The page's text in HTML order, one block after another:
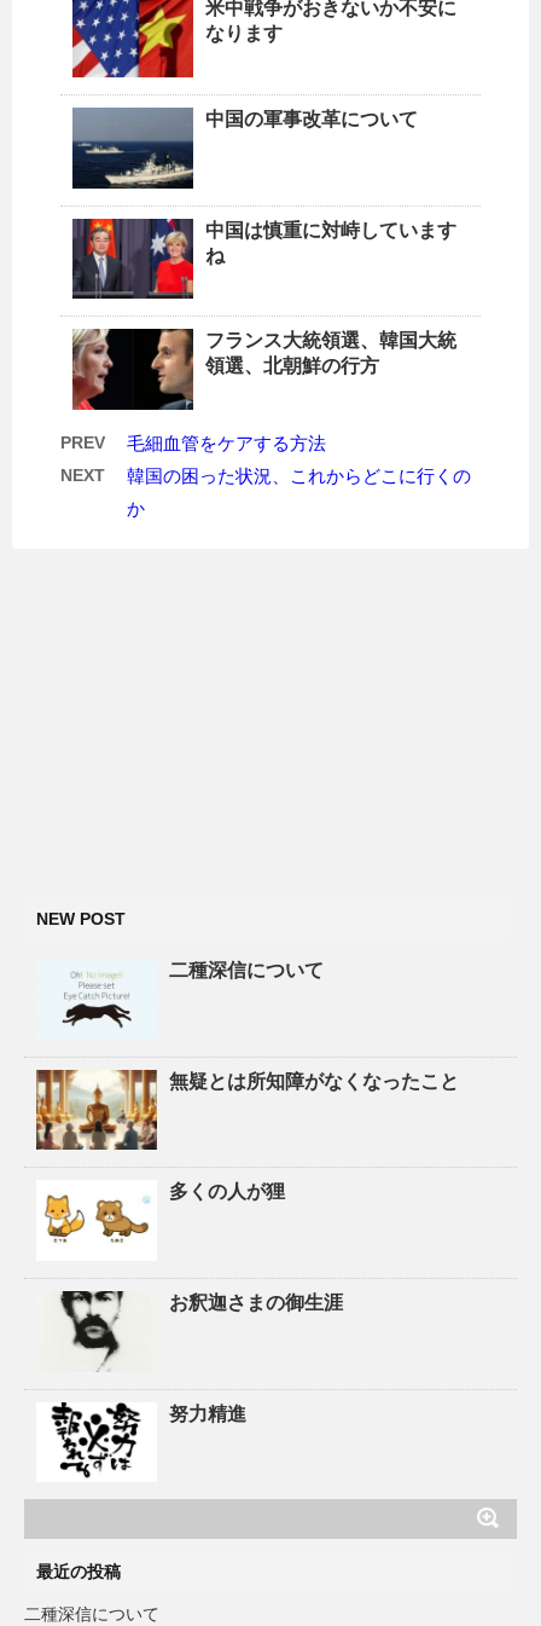
米中戦争がおきないか不安に
なります
中国の軍事改革について
中国は慎重に対峙しています
ね
フランス大統領選、韓国大統
領選、北朝鮮の行方
PREV 毛細血管をケアする方法
NEXT
韓国の困った状況、これからどこに行くの
か
NEW POST
二種深信について
無疑とは所知障がなくなったこと
多くの人が狸
お釈迦さまの御生涯
努力精進
最近の投稿
二種深信について